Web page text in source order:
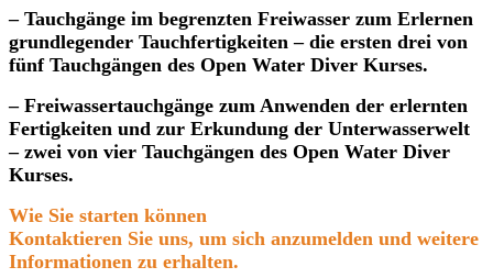
– Tauchgänge im begrenzten Freiwasser zum Erlernen
grundlegender Tauchfertigkeiten – die ersten drei von
fünf Tauchgängen des Open Water Diver Kurses.
– Freiwassertauchgänge zum Anwenden der erlernten
Fertigkeiten und zur Erkundung der Unterwasserwelt
– zwei von vier Tauchgängen des Open Water Diver
Kurses.
Wie Sie starten können
Kontaktieren Sie uns, um sich anzumelden und weitere
Informationen zu erhalten.